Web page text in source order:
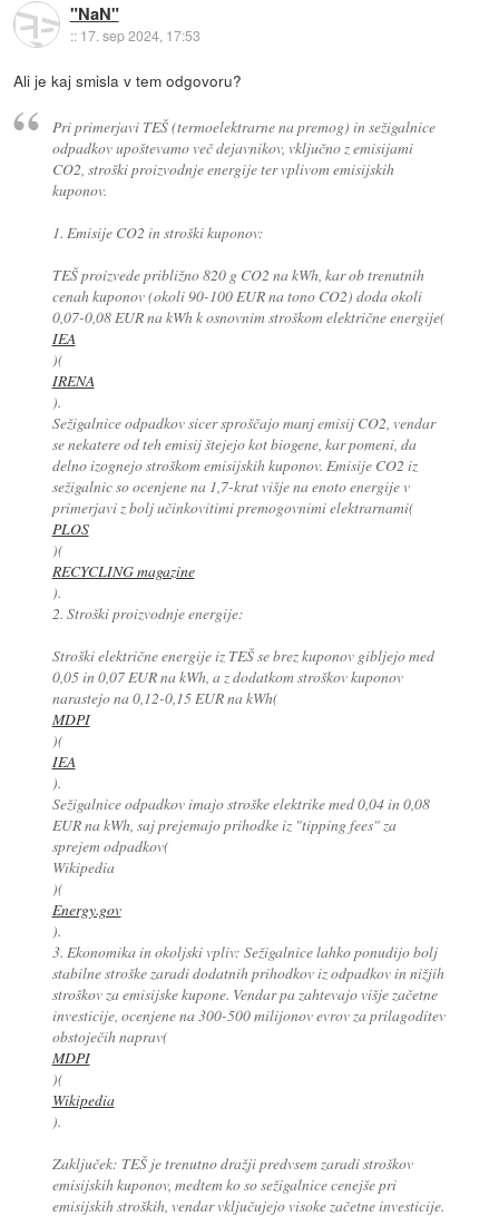
"NaN"
:: 17. sep 2024, 17:53
Ali je kaj smisla v tem odgovoru?
Pri primerjavi TEŠ (termoelektrarne na premog) in sežigalnice
odpadkov upoštevamo več dejavnikov, vključno z emisijami
CO2, stroški proizvodnje energije ter vplivom emisijskih
kuponov.
1. Emisije CO2 in stroški kuponov:
TEŠ proizvede približno 820 g CO2 na kWh, kar ob trenutnih
cenah kuponov (okoli 90-100 EUR na tono CO2) doda okoli
0,07-0,08 EUR na kWh k osnovnim stroškom električne energije(
IEA
)(
IRENA
).
Sežigalnice odpadkov sicer sproščajo manj emisij CO2, vendar
se nekatere od teh emisij štejejo kot biogene, kar pomeni, da
delno izognejo stroškom emisijskih kuponov. Emisije CO2 iz
sežigalnic so ocenjene na 1,7-krat višje na enoto energije v
primerjavi z bolj učinkovitimi premogovnimi elektrarnami(
PLOS
)(
RECYCLING magazine
).
2. Stroški proizvodnje energije:
Stroški električne energije iz TEŠ se brez kuponov gibljejo med
0,05 in 0,07 EUR na kWh, a z dodatkom stroškov kuponov
narastejo na 0,12-0,15 EUR na kWh(
MDPI
)(
IEA
).
Sežigalnice odpadkov imajo stroške elektrike med 0,04 in 0,08
EUR na kWh, saj prejemajo prihodke iz "tipping fees" za
sprejem odpadkov(
Wikipedia
)(
Energy.gov
).
3. Ekonomika in okoljski vpliv: Sežigalnice lahko ponudijo bolj
stabilne stroške zaradi dodatnih prihodkov iz odpadkov in nižjih
stroškov za emisijske kupone. Vendar pa zahtevajo višje začetne
investicije, ocenjene na 300-500 milijonov evrov za prilagoditev
obstoječih naprav(
MDPI
)(
Wikipedia
).
Zaključek: TEŠ je trenutno dražji predvsem zaradi stroškov
emisijskih kuponov, medtem ko so sežigalnice cenejše pri
emisijskih stroških, vendar vključujejo visoke začetne investicije.